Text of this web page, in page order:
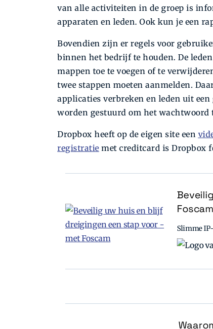
van alle activiteiten in de groep is
apparaten en leden. Ook kun je een
Bovendien zijn er regels voor
binnen het bedrijf te houden. De
mappen toe te voegen of te
twee stappen moeten aanmelden.
applicaties verbreken en leden uit
worden gestuurd om het wachtwoord
Dropbox heeft op de eigen site een
registratie met creditcard is Dropbox
Foscam
Slimme